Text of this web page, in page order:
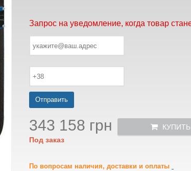
Запрос на уведомление, когда товар
Отправить
343 158 грн
Под заказ
КУПИТЬ
По вопросам наличия, доставки и оплаты